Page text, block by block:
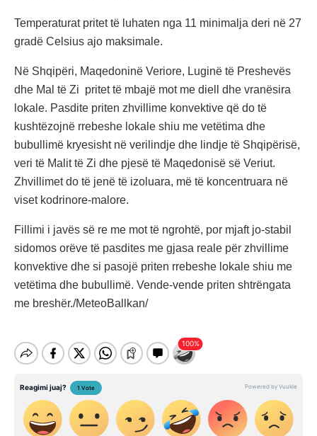
Temperaturat pritet të luhaten nga 11 minimalja deri në 27
gradë Celsius ajo maksimale.
Në Shqipëri, Maqedoninë Veriore, Luginë të Preshevës
dhe Mal të Zi pritet të mbajë mot me diell dhe vranësira
lokale. Pasdite priten zhvillime konvektive që do të
kushtëzojnë rrebeshe lokale shiu me vetëtima dhe
bubullimë kryesisht në verilindje dhe lindje të Shqipërisë,
veri të Malit të Zi dhe pjesë të Maqedonisë së Veriut.
Zhvillimet do të jenë të izoluara, më të koncentruara në
viset kodrinore-malore.
Fillimi i javës së re me mot të ngrohtë, por mjaft jo-stabil
sidomos orëve të pasdites me gjasa reale për zhvillime
konvektive dhe si pasojë priten rrebeshe lokale shiu me
vetëtima dhe bubullimë. Vende-vende priten shtrëngata
me breshër./MeteoBallkan/